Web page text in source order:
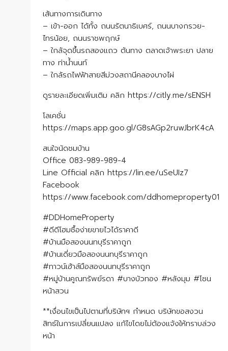
เส้นทางการเดินทาง
– เข้า-ออก ได้ทั้ง ถนนรัตนาธิเบศร์, ถนนบางกรวย-
ไทรน้อย, ถนนราชพฤกษ์
– ใกล้จุดขึ้นรถสองแถว ต้นทาง ตลาดเจ้าพระยา ปลาย
ทาง ท่าน้ำนนท์
– ใกล้รถไฟฟ้าสายสีม่วงสถานีคลองบางไผ่
ดูรายละเอียดเพิ่มเติม คลิก https://citly.me/sENSH
โลเคชั่น
https://maps.app.goo.gl/G8sAGp2ruwJbrK4cA
สนใจนัดชมบ้าน
Office 083-989-989-4
Line Official คลิก https://lin.ee/uSeUIz7
Facebook
https://www.facebook.com/ddhomeproperty01
#DDHomeProperty
#ดีดีโฮมซื้อง่ายขายไวได้ราคาดี
#บ้านมือสองนนทบุรีราคาถูก
#บ้านเดี่ยวมือสองนนทบุรีราคาถูก
#ทาวน์เฮ้าส์มือสองนนทบุรีราคาถูก
#หมู่บ้านคูณทรัพย์รดา #บางบัวทอง #หลังมุม #โซน
หน้าสวน
**เงื่อนไขเป็นไปตามที่บริษัทฯ กำหนด บริษัทขอสงวน
สิทธ์ในการเปลี่ยนแปลง แก้ไขโดยไม่ต้องแจ้งให้ทราบล่วง
หน้า